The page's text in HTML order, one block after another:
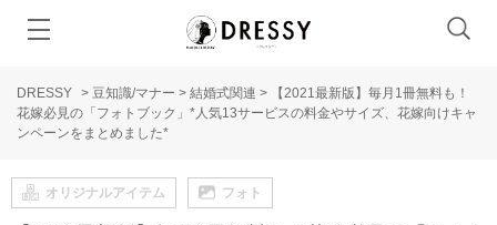
DRESSY > 豆知識/マナー > 結婚式関連 >
【2021最新版】毎月1冊無料も！
花嫁必見の「フォトブック」*人気13サービスの料金やサイズ、花嫁向けキャ
ンペーンをまとめました*
オリジナルアイテム フォト